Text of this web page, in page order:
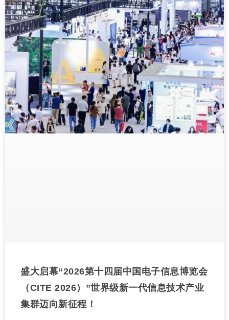
盛大启幕“2026第十四届中国电子信息博览会
（CITE 2026）”世界级新一代信息技术产业
集群迈向新征程！